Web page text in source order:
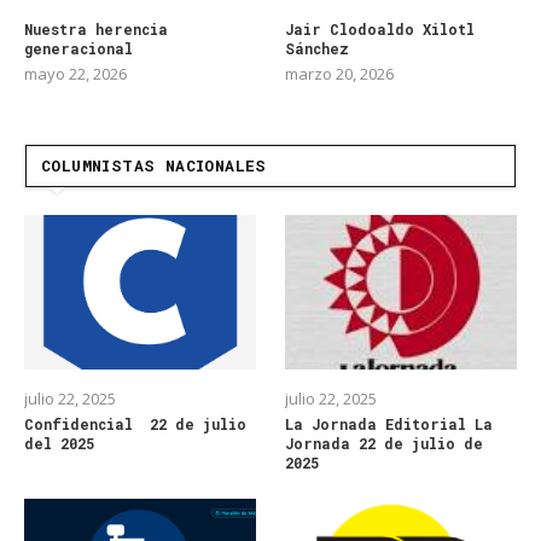
Nuestra herencia
generacional
mayo 22, 2026
Jair Clodoaldo Xilotl
Sánchez
marzo 20, 2026
COLUMNISTAS NACIONALES
julio 22, 2025
Confidencial 22 de julio
del 2025
julio 22, 2025
La Jornada Editorial La
Jornada 22 de julio de
2025